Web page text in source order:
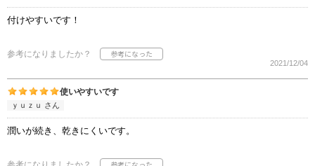
付けやすいです！
参考になりましたか？
2021/12/04
使いやすいです
ｙｕｚｕ さん
潤いが続き、乾きにくいです。